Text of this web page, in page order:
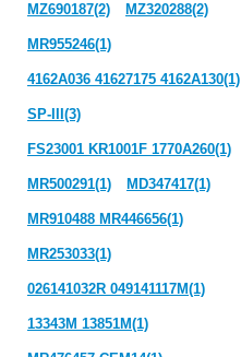
MZ690187(2) MZ320288(2)
MR955246(1)
4162A036 41627175 4162A130(1)
SP-III(3)
FS23001 KR1001F 1770A260(1)
MR500291(1) MD347417(1)
MR910488 MR446656(1)
MR253033(1)
026141032R 049141117M(1)
13343M 13851M(1)